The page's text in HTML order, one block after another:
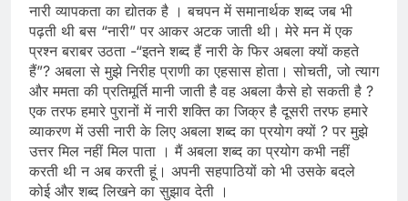
नारी व्यापकता का द्योतक है । बचपन में समानार्थक शब्द जब भी
पढ़ती थी बस “नारी” पर आकर अटक जाती थी। मेरे मन में एक
प्रश्न बराबर उठता -“इतने शब्द हैं नारी के फिर अबला क्यों कहते
हैं”? अबला से मुझे निरीह प्राणी का एहसास होता। सोचती, जो त्याग
और ममता की प्रतिमूर्ति मानी जाती है वह अबला कैसे हो सकती है ?
एक तरफ हमारे पुरानों में नारी शक्ति का जिक्र है दूसरी तरफ हमारे
व्याकरण में उसी नारी के लिए अबला शब्द का प्रयोग क्यों ? पर मुझे
उत्तर मिल नहीं मिल पाता । मैं अबला शब्द का प्रयोग कभी नहीं
करती थी न अब करती हूं। अपनी सहपाठियों को भी उसके बदले
कोई और शब्द लिखने का सुझाव देती ।